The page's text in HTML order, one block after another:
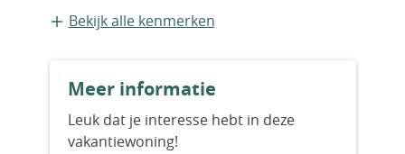
Bestaande bouw
2002
Aantal badkamers
Bekijk alle kenmerken
Meer informatie
Leuk dat je interesse hebt in deze
vakantiewoning!